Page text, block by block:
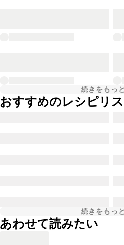
続きをもっ
おすすめのレシピリス
続きをもっ
あわせて読みたい